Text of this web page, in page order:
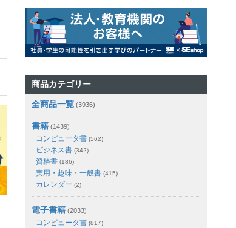
商品カテゴリー
全商品一覧 (3936)
書籍 (1439)
コンピュータ書 (562)
ビジネス書 (342)
資格書 (186)
実用・趣味・一般書 (415)
カレンダー (2)
電子書籍 (2033)
コンピュータ書 (817)